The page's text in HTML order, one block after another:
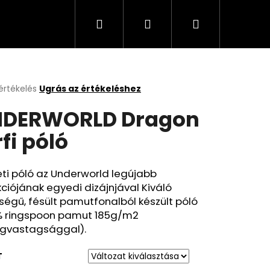
KeresésBejelentkezés
Kosár
Ugrás az értékeléshez
Dragon
póló
póló az Underworld legújabb
egyedi dizájnjával Kiváló
fésült pamutfonalból készült póló
ringspoon pamut 185g/m2